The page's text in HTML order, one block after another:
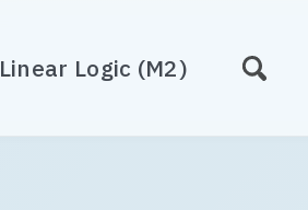
Linear Logic (M2)